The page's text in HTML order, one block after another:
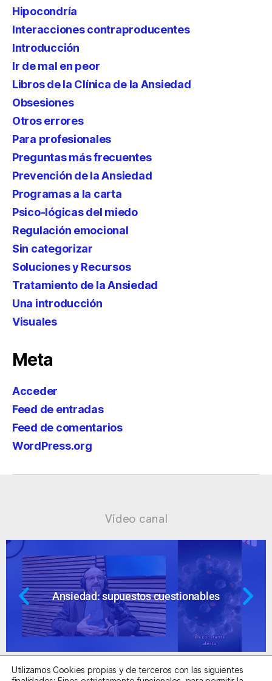
Hipocondría
Interacciones contraproducentes
Introducción
Ir de mal en peor
Libros de la Clínica de la Ansiedad
Obsesiones
Otros errores
Para profesionales
Preguntas más frecuentes
Prevención de la Ansiedad
Programas a la carta
Psico-lógicas del miedo
Regulación emocional
Sin categorizar
Soluciones y Recursos
Tratamiento de la Ansiedad
Una introducción
Visuales
Meta
Acceder
Feed de entradas
Feed de comentarios
WordPress.org
Vídeo canal
Ansiedad: supuestos cuestionables
Utilizamos Cookies propias y de terceros con las siguientes